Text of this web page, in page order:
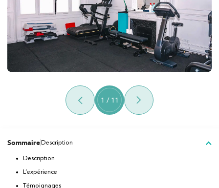
1 / 11
Sommaire Description
Description
L’expérience
Témoignages